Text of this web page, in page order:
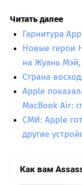
Читать далее
Гарнитура
Новые герои
на Жуань
Страна
Apple
MacBook Air:
СМИ: Apple
другие
Как вам